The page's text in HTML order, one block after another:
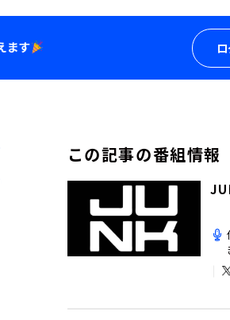
この記事の番組情報